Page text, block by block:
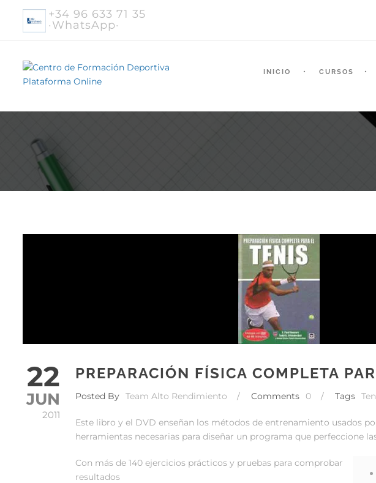
+34 96 633 71 35
·WhatsApp·
INICIO CURSOS
22
JUN
2011
PREPARACIÓN FÍSICA COMPLETA
Posted By Team Alto Rendimiento / Comments 0 / Tags
Este libro y el DVD enseñan los métodos de entrenamiento usados
herramientas necesarias para diseñar un programa que perfeccione
Con más de 140 ejercicios prácticos y pruebas para comprobar
resultados